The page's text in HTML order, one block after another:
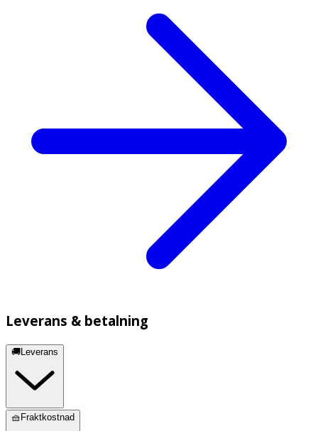
Leverans & betalning
🚚Leverans
🧺Fraktkostnad